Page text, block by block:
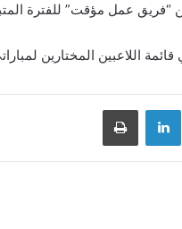
“فريق عمل مؤقت” للفترة
اللاعبين المختارين
لينكدإن